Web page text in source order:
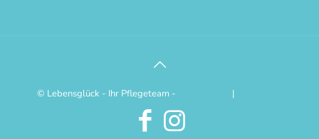
© Lebensglück - Ihr Pflegeteam - |